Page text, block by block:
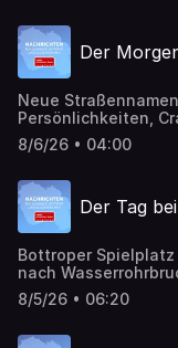
Der
Neue
Persönlichkeiten,
Startlöchern,
Bottrop
8/6/26 • 04:00
Der Tag
Bottroper
nach
Bottrop aufgedeckt,
8/5/26 • 06:20